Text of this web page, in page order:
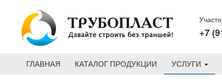
+7
ГЛАВНАЯ КАТАЛОГ ПРОДУКЦИИ УСЛУГИ